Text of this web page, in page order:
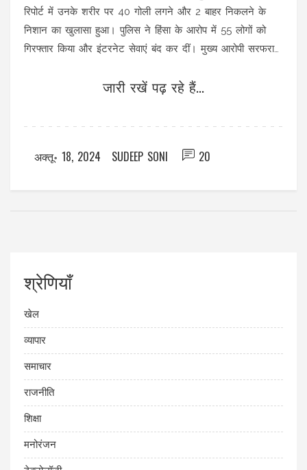
रिपोर्ट में उनके शरीर पर 40 गोली लगने और 2 बाहर निकलने के
निशान का खुलासा हुआ। पुलिस ने हिंसा के आरोप में 55 लोगों को
गिरफ्तार किया और इंटरनेट सेवाएं बंद कर दीं। मुख्य आरोपी सरफराज
जारी रखें पढ़ रहे हैं...
अक्तू॰ 18, 2024 SUDEEP SONI 20
श्रेणियाँ
खेल
व्यापार
समाचार
राजनीति
शिक्षा
मनोरंजन